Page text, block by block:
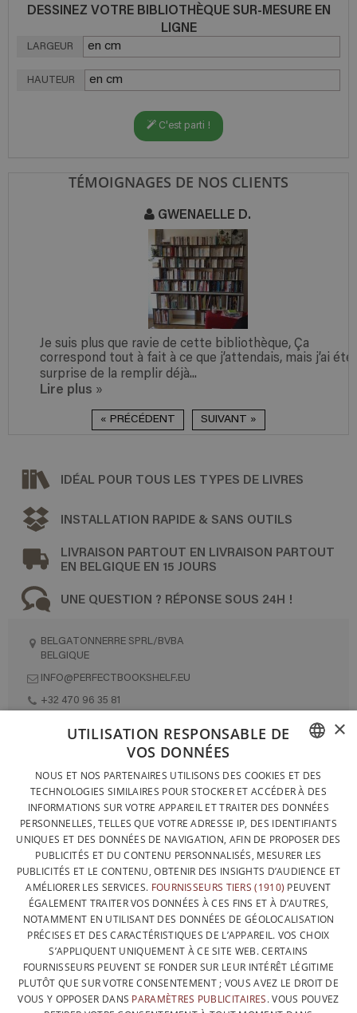
DESSINEZ VOTRE BIBLIOTHÈQUE SUR-MESURE EN
LIGNE
LARGEUR
HAUTEUR
C'est parti !
TÉMOIGNAGES DE NOS CLIENTS
GWENAELLE D.
Je suis plus que ravie de cette bibliothèque, Ça
correspond tout à fait à ce que j’attendais, mais j’ai été
surprise de la remplir déjà...
Lire plus »
« PRÉCÉDENT SUIVANT »
IDÉAL POUR TOUS LES TYPES DE LIVRES
INSTALLATION RAPIDE & SANS OUTILS
LIVRAISON PARTOUT EN LIVRAISON PARTOUT
EN BELGIQUE EN 15 JOURS
UNE QUESTION ? RÉPONSE SOUS 24H !
BELGATONNERRE SPRL/BVBA
BELGIQUE
INFO@PERFECTBOOKSHELF.EU
+32 470 96 35 81
CONTACTEZ-NOUS
PROTECTION DES DONNÉES
CONDITIONS GÉNÉRALES DE VENTE
SITEMAP
FRENCH
DUTCH
ENGLISH
×
UTILISATION RESPONSABLE DE
VOS DONNÉES
NOUS ET NOS PARTENAIRES UTILISONS DES COOKIES ET DES
TECHNOLOGIES SIMILAIRES POUR STOCKER ET ACCÉDER À DES
INFORMATIONS SUR VOTRE APPAREIL ET TRAITER DES DONNÉES
PERSONNELLES, TELLES QUE VOTRE ADRESSE IP, DES IDENTIFIANTS
UNIQUES ET DES DONNÉES DE NAVIGATION, AFIN DE PROPOSER DES
PUBLICITÉS ET DU CONTENU PERSONNALISÉS, MESURER LES
PUBLICITÉS ET LE CONTENU, OBTENIR DES INSIGHTS D’AUDIENCE ET
AMÉLIORER LES SERVICES. FOURNISSEURS TIERS (1910) PEUVENT
ÉGALEMENT TRAITER VOS DONNÉES À CES FINS ET À D’AUTRES,
NOTAMMENT EN UTILISANT DES DONNÉES DE GÉOLOCALISATION
PRÉCISES ET DES CARACTÉRISTIQUES DE L’APPAREIL. VOS CHOIX
S’APPLIQUENT UNIQUEMENT À CE SITE WEB. CERTAINS
FOURNISSEURS PEUVENT SE FONDER SUR LEUR INTÉRÊT LÉGITIME
PLUTÔT QUE SUR VOTRE CONSENTEMENT ; VOUS AVEZ LE DROIT DE
VOUS Y OPPOSER DANS PARAMÈTRES PUBLICITAIRES. VOUS POUVEZ